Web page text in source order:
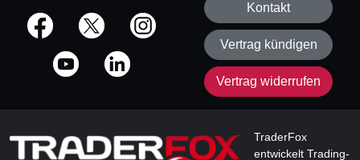
offizielle Social Media-Accounts
Kontakt
Vertrag kündigen
Vertrag widerrufen
TraderFox
entwickelt Trading-